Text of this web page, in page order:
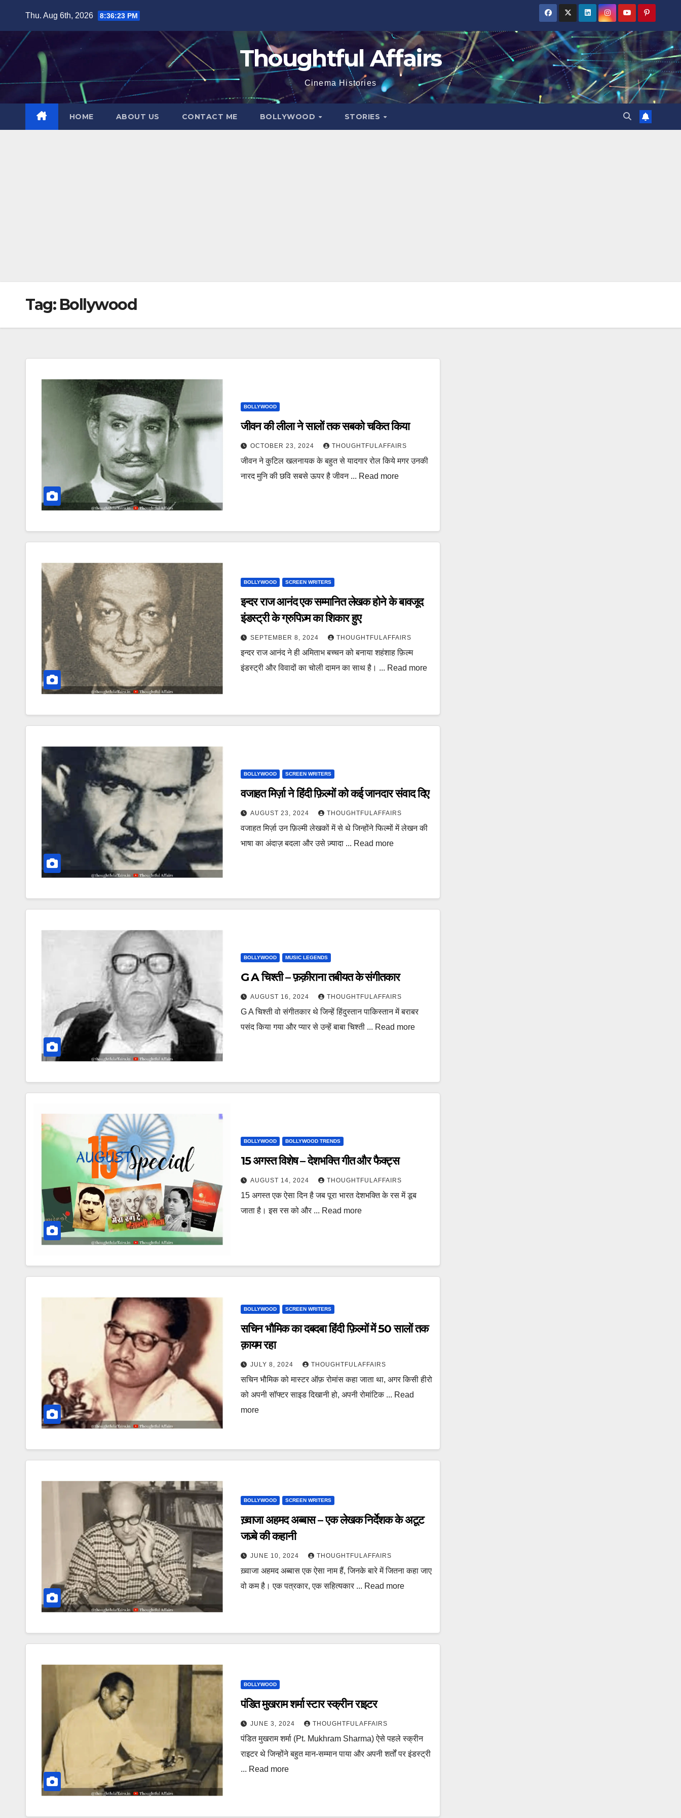
content
Thu. Aug 6th, 2026 8:36:24 PM
Thoughtful Affairs
Cinema Histories
HOME ABOUT US CONTACT ME BOLLYWOOD STORIES
Tag: Bollywood
BOLLYWOOD
जीवन की लीला ने सालों तक सबको चकित किया
OCTOBER 23, 2024 THOUGHTFULAFFAIRS
जीवन ने कुटिल खलनायक के बहुत से यादगार रोल किये मगर उनकी
नारद मुनि की छवि सबसे ऊपर है जीवन ... Read more
BOLLYWOOD SCREEN WRITERS
इन्दर राज आनंद एक सम्मानित लेखक होने के बावजूद
इंडस्ट्री के ग्रुपिज़्म का शिकार हुए
SEPTEMBER 8, 2024 THOUGHTFULAFFAIRS
इन्दर राज आनंद ने ही अमिताभ बच्चन को बनाया शहंशाह फ़िल्म
इंडस्ट्री और विवादों का चोली दामन का साथ है। ... Read more
BOLLYWOOD SCREEN WRITERS
वजाहत मिर्ज़ा ने हिंदी फ़िल्मों को कई जानदार संवाद दिए
AUGUST 23, 2024 THOUGHTFULAFFAIRS
वजाहत मिर्ज़ा उन फ़िल्मी लेखकों में से थे जिन्होंने फिल्मों में लेखन की
भाषा का अंदाज़ बदला और उसे ज़्यादा ... Read more
BOLLYWOOD MUSIC LEGENDS
G A चिश्ती – फ़क़ीराना तबीयत के संगीतकार
AUGUST 16, 2024 THOUGHTFULAFFAIRS
G A चिश्ती वो संगीतकार थे जिन्हें हिंदुस्तान पाकिस्तान में बराबर
पसंद किया गया और प्यार से उन्हें बाबा चिश्ती ... Read more
BOLLYWOOD BOLLYWOOD TRENDS
15 अगस्त विशेष – देशभक्ति गीत और फैक्ट्स
AUGUST 14, 2024 THOUGHTFULAFFAIRS
15 अगस्त एक ऐसा दिन है जब पूरा भारत देशभक्ति के रस में डूब
जाता है। इस रस को और ... Read more
BOLLYWOOD SCREEN WRITERS
सचिन भौमिक का दबदबा हिंदी फ़िल्मों में 50 सालों तक
क़ायम रहा
JULY 8, 2024 THOUGHTFULAFFAIRS
सचिन भौमिक को मास्टर ऑफ़ रोमांस कहा जाता था, अगर किसी हीरो
को अपनी सॉफ्टर साइड दिखानी हो, अपनी रोमांटिक ... Read
more
BOLLYWOOD SCREEN WRITERS
ख़्वाजा अहमद अब्बास – एक लेखक निर्देशक के अटूट
जज़्बे की कहानी
JUNE 10, 2024 THOUGHTFULAFFAIRS
ख़्वाजा अहमद अब्बास एक ऐसा नाम हैं, जिनके बारे में जितना कहा जाए
वो कम है। एक पत्रकार, एक सहित्यकार ... Read more
BOLLYWOOD
पंडित मुखराम शर्मा स्टार स्क्रीन राइटर
JUNE 3, 2024 THOUGHTFULAFFAIRS
पंडित मुखराम शर्मा (Pt. Mukhram Sharma) ऐसे पहले स्क्रीन
राइटर थे जिन्होंने बहुत मान-सम्मान पाया और अपनी शर्तों पर इंडस्ट्री
... Read more